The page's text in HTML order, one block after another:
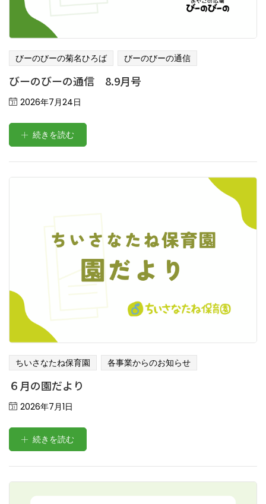
びーのびーの菊名ひろば びーのびーの通信
びーのびーの通信 8.9月号
Posted
2026年7月24日
続きを読む
ちいさなたね保育園 各事業からのお知らせ
６月の園だより
Posted
2026年7月1日
続きを読む